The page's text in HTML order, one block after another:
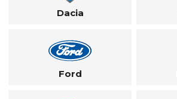
Dacia
Ford